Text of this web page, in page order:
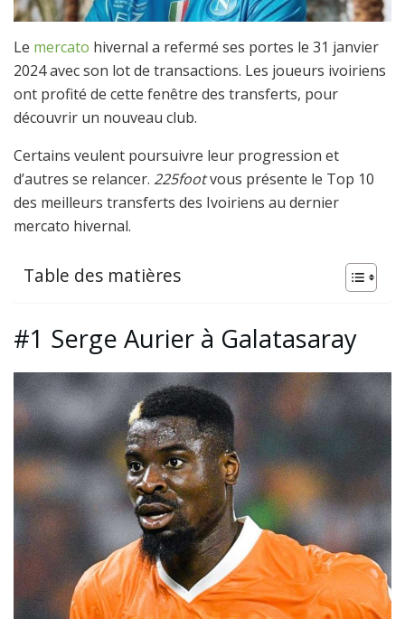
Le mercato hivernal a refermé ses portes le 31 janvier
2024 avec son lot de transactions. Les joueurs ivoiriens
ont profité de cette fenêtre des transferts, pour
découvrir un nouveau club.
Certains veulent poursuivre leur progression et
d’autres se relancer. 225footvous présente le Top 10
des meilleurs transferts des Ivoiriens au dernier
mercato hivernal.
Table des matières
#1 Serge Aurier à Galatasaray